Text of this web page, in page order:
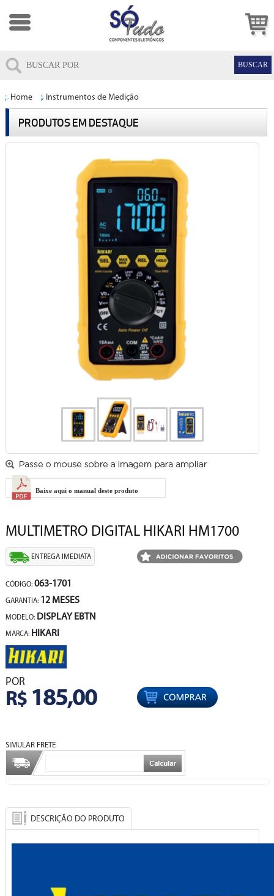
Home Instrumentos de Medição
PRODUTOS EM DESTAQUE
Baixe aqui o manual deste produto
MULTIMETRO DIGITAL HIKARI HM1700
ENTREGA IMEDIATA
CÓDIGO: 063-1701
GARANTIA: 12 MESES
MODELO: DISPLAY EBTN
MARCA: HIKARI
POR
R$185,00
SIMULAR FRETE
DESCRIÇÃO DO PRODUTO